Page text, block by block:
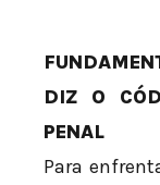
DIZ O
PENAL
Para